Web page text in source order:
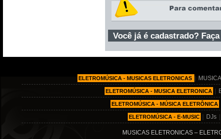
Você já é cadastrado?
ELETROMÚSICA - MUSICAS ELETRONICAS
ELETROMÚSICA - MUSICA ELETRONICA
ELETROMÚSICA - MÚSICA ELETRÔNICA
ELETROMÚSICA - E-MUSIC DJs
MUSICAS ELETRONICAS –